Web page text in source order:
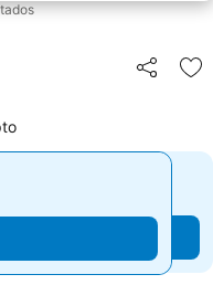
Partilhar